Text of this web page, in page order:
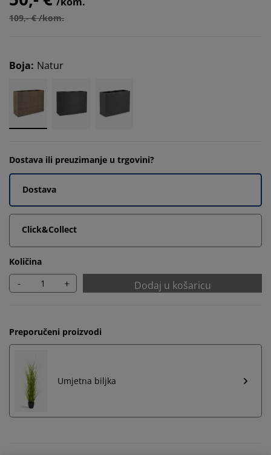
109,- € /kom.
Boja: Natur
Dostava ili preuzimanje u trgovini?
Dostava
Click&Collect
Količina
- + Dodaj u košaricu
Preporučeni proizvodi
Umjetna biljka